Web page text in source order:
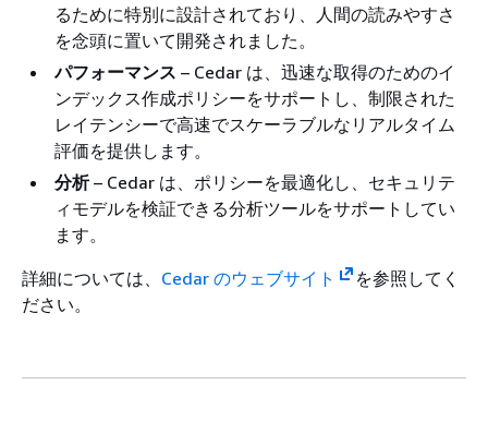
るために特別に設計されており、人間の読みやすさ
を念頭に置いて開発されました。
パフォーマンス – Cedar は、迅速な取得のためのイ
ンデックス作成ポリシーをサポートし、制限された
レイテンシーで高速でスケーラブルなリアルタイム
評価を提供します。
分析– Cedar は、ポリシーを最適化し、セキュリテ
ィモデルを検証できる分析ツールをサポートしてい
ます。
詳細については、 Cedar のウェブサイト
を参照してく
ださい。